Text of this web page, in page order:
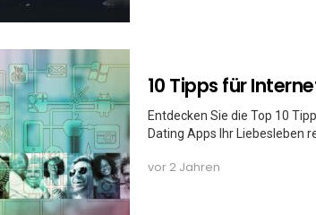
10 Tipps für
Entdecken Sie die Top 10
Dating Apps Ihr Liebesleben
vor 2 Jahren